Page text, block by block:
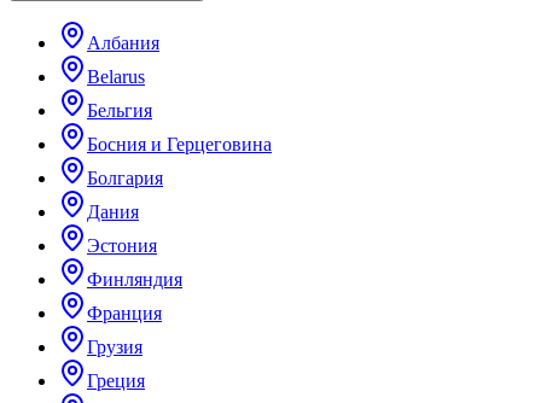
Албания
Belarus
Бельгия
Босния и Герцеговина
Болгария
Дания
Эстония
Финляндия
Франция
Грузия
Греция